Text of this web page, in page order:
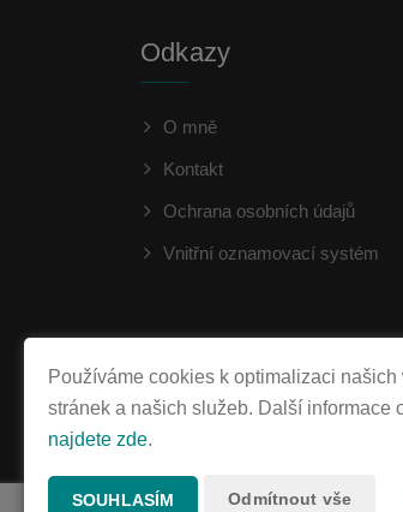
Odkazy
O mně
Kontakt
Ochrana osobních údajů
Vnitřní oznamovací systém
Používáme cookies k optimalizaci našich
stránek a našich služeb. Další informace
najdete zde.
SOUHLASÍM Odmítnout vše